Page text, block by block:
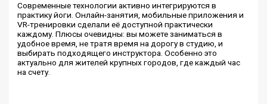
Современные технологии активно интегрируются в
практику йоги. Онлайн-занятия, мобильные приложения и
VR-тренировки сделали её доступной практически
каждому. Плюсы очевидны: вы можете заниматься в
удобное время, не тратя время на дорогу в студию, и
выбирать подходящего инструктора. Особенно это
актуально для жителей крупных городов, где каждый час
на счету.